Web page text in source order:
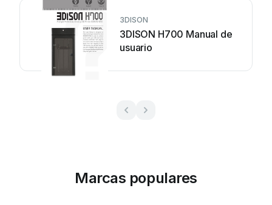
3DISON
3DISON H700 Manual de
usuario
Marcas populares